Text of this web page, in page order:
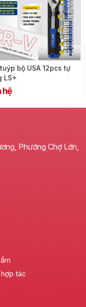
bộ USA 12pcs tự
LS+
hệ
Phường Chợ Lớn,
tác